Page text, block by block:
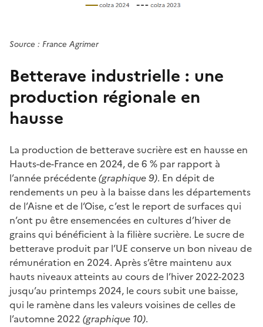
Source : France Agrimer
Betterave industrielle : une
production régionale en
hausse
La production de betterave sucrière est en hausse en
Hauts-de-France en 2024, de 6 % par rapport à
l’année précédente(graphique 9). En dépit de
rendements un peu à la baisse dans les départements
de l’Aisne et de l’Oise, c’est le report de surfaces qui
n’ont pu être ensemencées en cultures d’hiver de
grains qui bénéficient à la filière sucrière. Le sucre de
betterave produit par l’UE conserve un bon niveau de
rémunération en 2024. Après s’être maintenu aux
hauts niveaux atteints au cours de l’hiver 2022-2023
jusqu’au printemps 2024, le cours subit une baisse,
qui le ramène dans les valeurs voisines de celles de
l’automne 2022 (graphique 10).